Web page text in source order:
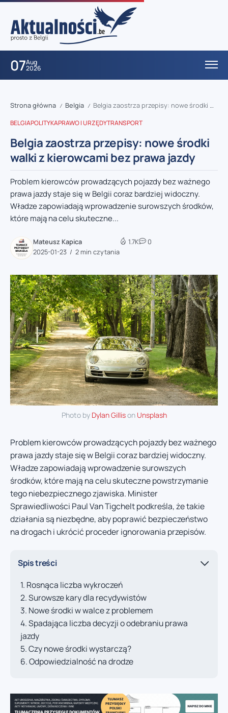
07Aug
2026
Strona główna / Belgia / Belgia zaostrza przepisy: nowe środki walki z kierowcami bez prawa jazdy
BELGIAPOLITYKAPRAWO I URZĘDYTRANSPORT
Belgia zaostrza przepisy: nowe środki
walki z kierowcami bez prawa jazdy
Problem kierowców prowadzących pojazdy bez ważnego
prawa jazdy staje się w Belgii coraz bardziej widoczny.
Władze zapowiadają wprowadzenie surowszych środków,
które mają na celu skuteczne...
Mateusz Kapica
2025-01-23
2 min czytania
1.7K 0
Photo by Dylan Gillison Unsplash
Problem kierowców prowadzących pojazdy bez ważnego
prawa jazdy staje się w Belgii coraz bardziej widoczny.
Władze zapowiadają wprowadzenie surowszych
środków, które mają na celu skuteczne powstrzymanie
tego niebezpiecznego zjawiska. Minister
Sprawiedliwości Paul Van Tigchelt podkreśla, że takie
działania są niezbędne, aby poprawić bezpieczeństwo
na drogach i ukrócić proceder ignorowania przepisów.
Spis treści
Rosnąca liczba wykroczeń
Surowsze kary dla recydywistów
Nowe środki w walce z problemem
Spadająca liczba decyzji o odebraniu prawa
jazdy
Czy nowe środki wystarczą?
Odpowiedzialność na drodze